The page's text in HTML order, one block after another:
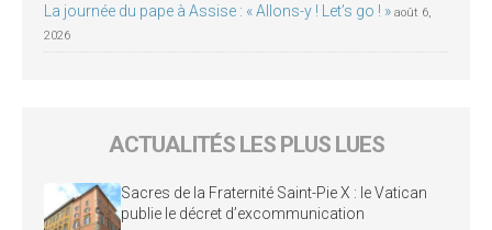
La journée du pape à Assise : « Allons-y ! Let’s go ! » août 6,
2026
ACTUALITÉS LES PLUS LUES
Sacres de la Fraternité Saint-Pie X : le Vatican
publie le décret d’excommunication